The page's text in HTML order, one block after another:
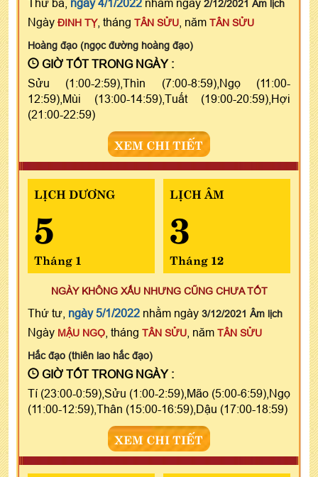
Thứ ba, ngày 4/1/2022 nhằm ngày 2/12/2021 Âm lịch
Ngày ĐINH TỴ, tháng TÂN SỬU , năm TÂN SỬU
Hoàng đạo (ngọc đường hoàng đạo)
GIỜ TỐT TRONG NGÀY :
Sửu (1:00-2:59),Thìn (7:00-8:59),Ngọ (11:00-
12:59),Mùi (13:00-14:59),Tuất (19:00-20:59),Hợi
(21:00-22:59)
XEM CHI TIẾT
LỊCH DƯƠNG
5
Tháng 1
LỊCH ÂM
3
Tháng 12
NGÀY KHÔNG XẤU NHƯNG CŨNG CHƯA TỐT
Thứ tư, ngày 5/1/2022 nhằm ngày 3/12/2021 Âm lịch
Ngày MẬU NGỌ , tháng TÂN SỬU , năm TÂN SỬU
Hắc đạo (thiên lao hắc đạo)
GIỜ TỐT TRONG NGÀY :
Tí (23:00-0:59),Sửu (1:00-2:59),Mão (5:00-6:59),Ngọ
(11:00-12:59),Thân (15:00-16:59),Dậu (17:00-18:59)
XEM CHI TIẾT